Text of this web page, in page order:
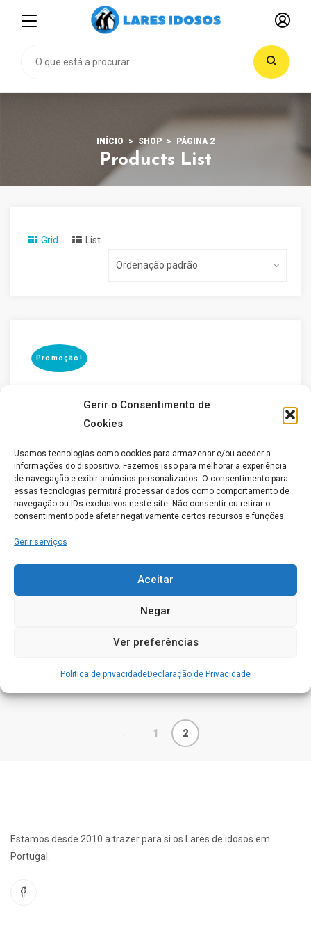
Gerir o Consentimento de
Cookies
Usamos tecnologias como cookies para armazenar e/ou aceder a
informações do dispositivo. Fazemos isso para melhorar a experiência
de navegação e exibir anúncios personalizados. O consentimento para
essas tecnologias permitirá processar dados como comportamento de
navegação ou IDs exclusivos neste site. Não consentir ou retirar o
consentimento pode afetar negativamente certos recursos e funções.
Gerir serviços
Aceitar
Negar
Ver preferências
Politica de privacidadeDeclaração de Privacidade
INÍCIO SHOP PÁGINA 2
Products List
Grid List
Promoção!
Adicionar
Special Deals & Coupons
original
era:
atual
é:
← 1 2
Estamos desde 2010 a trazer para si os Lares de idosos em
Portugal.